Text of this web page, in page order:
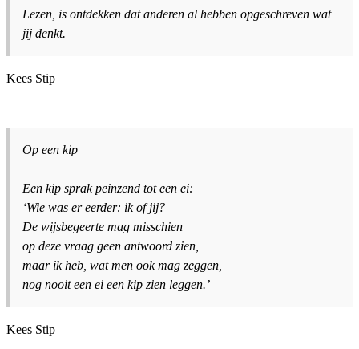
Lezen, is ontdekken dat anderen al hebben opgeschreven wat
jij denkt.
Kees Stip
Op een kip
Een kip sprak peinzend tot een ei:
‘Wie was er eerder: ik of jij?
De wijsbegeerte mag misschien
op deze vraag geen antwoord zien,
maar ik heb, wat men ook mag zeggen,
nog nooit een ei een kip zien leggen.’
Kees Stip